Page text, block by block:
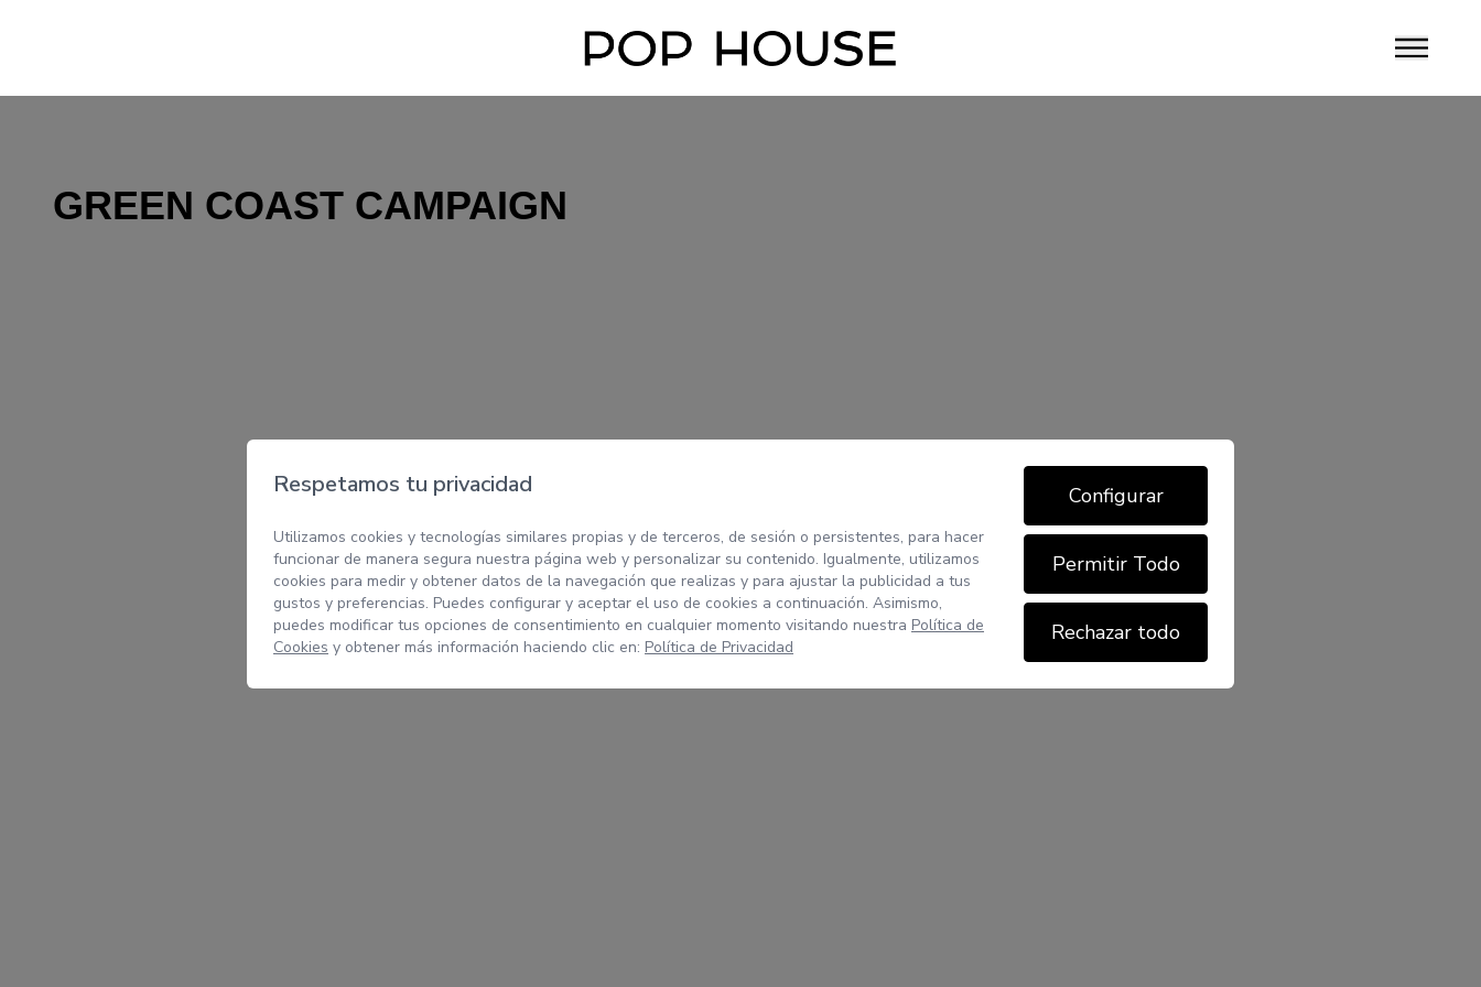
GREEN COAST CAMPAIGN
Respetamos tu privacidad
Utilizamos cookies y tecnologías similares propias y de terceros, de sesión o persistentes, para hacer
funcionar de manera segura nuestra página web y personalizar su contenido. Igualmente, utilizamos
cookies para medir y obtener datos de la navegación que realizas y para ajustar la publicidad a tus
gustos y preferencias. Puedes configurar y aceptar el uso de cookies a continuación. Asimismo,
puedes modificar tus opciones de consentimiento en cualquier momento visitando nuestra Política de
Cookies y obtener más información haciendo clic en: Política de Privacidad
Configurar
Permitir Todo
Rechazar todo